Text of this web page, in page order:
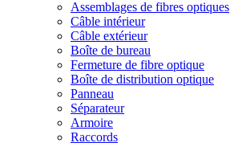
Assemblages de fibres optiques
Câble intérieur
Câble extérieur
Boîte de bureau
Fermeture de fibre optique
Boîte de distribution optique
Panneau
Séparateur
Armoire
Raccords